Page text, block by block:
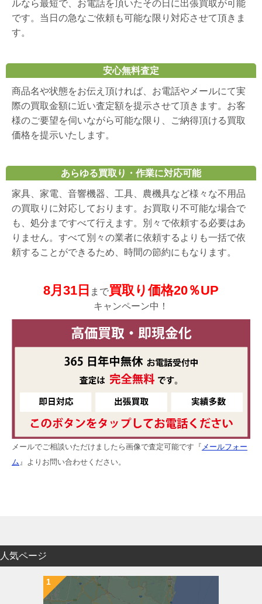
ルなら最短で、お電話を頂いたその日に出張買取が可能
です。当日の急なご依頼も可能な限り対応させて頂きま
す。
安心無料査定
商品名や状態をお伝え頂ければ、お電話やメールにて実
際の買取金額に近い査定額を提示させて頂きます。お客
様のご要望を伺いながら可能な限り、ご納得頂ける買取
価格を提示いたします。
あらゆる買取り・作業に対応可能
家具、家電、音響機器、工具、農機具など様々な不用品
の買取りに対応しております。お買取り不可能な場合で
も、処分まですべて行えます。別々で依頼する必要はあ
りません。すべて別々の業者に依頼するよりも一括で依
頼することができるため、時間の節約にもなります。
8月31日 まで買取り価格20％UP
キャンペーン中！
メールでご相談いただけましたら画像で査定可能です『 メールフォー
ム 』よりお問い合わせください。
人気ページ